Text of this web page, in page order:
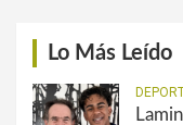
Lo Más Leído